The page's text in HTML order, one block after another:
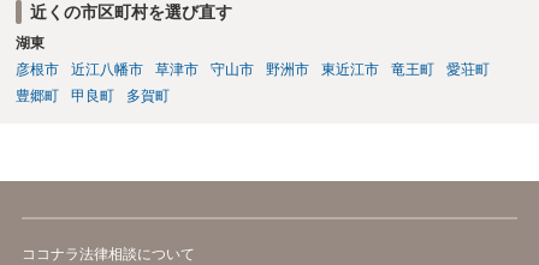
近くの市区町村を選び直す
湖東
彦根市
近江八幡市 草津市 守山市 野洲市 東近江市 竜王町
愛荘町
豊郷町
甲良町 多賀町
ココナラ法律相談について